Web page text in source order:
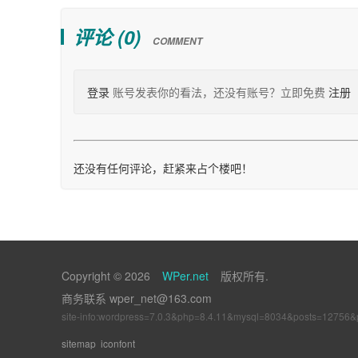
评论 (0) COMMENT
登录 账号发表你的看法，还没有账号？立即免费 注册
还没有任何评论，赶紧来占个楼吧！
Copyright © 2026 WPer.net
版权所有.
商务联系 wper_net@163.com
site-
sitemap iconfont